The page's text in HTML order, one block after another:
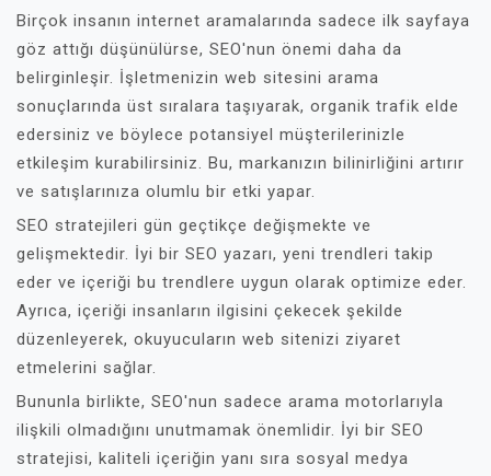
Birçok insanın internet aramalarında sadece ilk sayfaya
göz attığı düşünülürse, SEO'nun önemi daha da
belirginleşir. İşletmenizin web sitesini arama
sonuçlarında üst sıralara taşıyarak, organik trafik elde
edersiniz ve böylece potansiyel müşterilerinizle
etkileşim kurabilirsiniz. Bu, markanızın bilinirliğini artırır
ve satışlarınıza olumlu bir etki yapar.
SEO stratejileri gün geçtikçe değişmekte ve
gelişmektedir. İyi bir SEO yazarı, yeni trendleri takip
eder ve içeriği bu trendlere uygun olarak optimize eder.
Ayrıca, içeriği insanların ilgisini çekecek şekilde
düzenleyerek, okuyucuların web sitenizi ziyaret
etmelerini sağlar.
Bununla birlikte, SEO'nun sadece arama motorlarıyla
ilişkili olmadığını unutmamak önemlidir. İyi bir SEO
stratejisi, kaliteli içeriğin yanı sıra sosyal medya